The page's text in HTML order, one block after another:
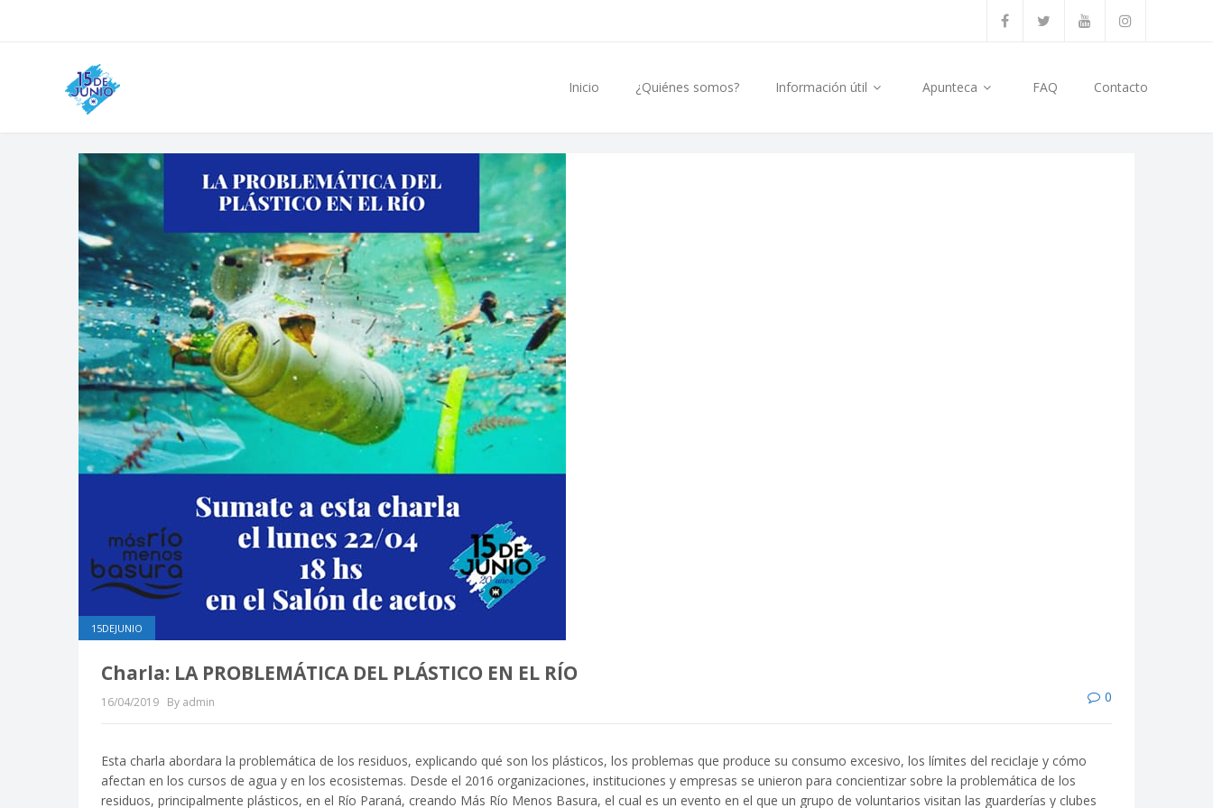
Inicio ¿Quiénes somos? Información útil Apunteca FAQ Contacto
15DEJUNIO
Charla: LA PROBLEMÁTICA DEL PLÁSTICO EN EL RÍO
16/04/2019 By admin 0
Esta charla abordara la problemática de los residuos, explicando qué son los plásticos, los problemas que produce su consumo excesivo, los límites del reciclaje y cómo
afectan en los cursos de agua y en los ecosistemas. Desde el 2016 organizaciones, instituciones y empresas se unieron para concientizar sobre la problemática de los
residuos, principalmente plásticos, en el Río Paraná, creando Más Río Menos Basura, el cual es un evento en el que un grupo de voluntarios visitan las guarderías y clubes